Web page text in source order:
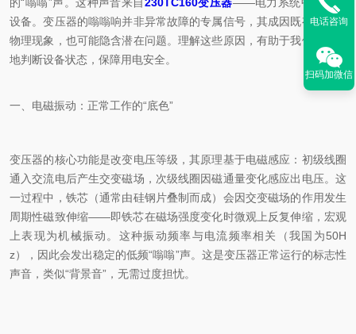
设备。变压器的嗡嗡响并非异常故障的专属信号，其成因既有正常的
物理现象，也可能隐含潜在问题。理解这些原因，有助于我们更理性
地判断设备状态，保障用电安全。
一、电磁振动：正常工作的“底色”
变压器的核心功能是改变电压等级，其原理基于电磁感应：初级线圈
通入交流电后产生交变磁场，次级线圈因磁通量变化感应出电压。这
一过程中，铁芯（通常由硅钢片叠制而成）会因交变磁场的作用发生
周期性磁致伸缩——即铁芯在磁场强度变化时微观上反复伸缩，宏观
上表现为机械振动。这种振动频率与电流频率相关（我国为50H
z），因此会发出稳定的低频“嗡嗡”声。这是变压器正常运行的标志性
声音，类似“背景音”，无需过度担忧。
电话咨询
扫码加微信